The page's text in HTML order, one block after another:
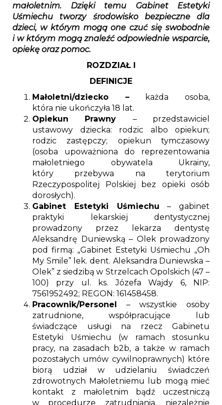
małoletnim. Dzięki temu Gabinet Estetyki
Uśmiechu tworzy środowisko bezpieczne dla
dzieci, w którym mogą one czuć się swobodnie
i w którym mogą znaleźć odpowiednie wsparcie,
opiekę oraz pomoc.
ROZDZIAŁ I
DEFINICJE
Małoletni/dziecko –każda osoba,
która nie ukończyła 18 lat.
Opiekun Prawny – przedstawiciel
ustawowy dziecka: rodzic albo opiekun;
rodzic zastępczy; opiekun tymczasowy
(osoba upoważniona do reprezentowania
małoletniego obywatela Ukrainy,
który przebywa na terytorium
Rzeczypospolitej Polskiej bez opieki osób
dorosłych).
Gabinet Estetyki Uśmiechu – gabinet
praktyki lekarskiej dentystycznej
prowadzony przez lekarza dentystę
Aleksandrę Duniewską – Olek prowadzony
pod firmą: „Gabinet Estetyki Uśmiechu „Oh
My Smile” lek. dent. Aleksandra Duniewska –
Olek” z siedzibą w Strzelcach Opolskich (47 –
100) przy ul. ks. Józefa Wajdy 6, NIP:
7561952492; REGON: 161458458.
Pracownik/Personel – wszystkie osoby
zatrudnione, współpracujące lub
świadczące usługi na rzecz Gabinetu
Estetyki Uśmiechu (w ramach stosunku
pracy, na zasadach b2b, a także w ramach
pozostałych umów cywilnoprawnych) które
biorą udział w udzielaniu świadczeń
zdrowotnych Małoletniemu lub mogą mieć
kontakt z małoletnim bądź uczestniczą
w procedurze zatrudniania, niezależnie